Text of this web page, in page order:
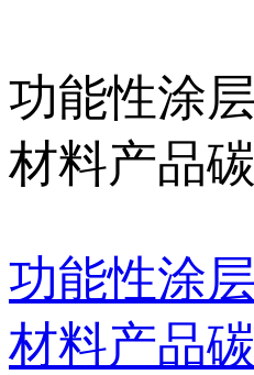
功能性涂
材料产品
功能性涂
材料产品